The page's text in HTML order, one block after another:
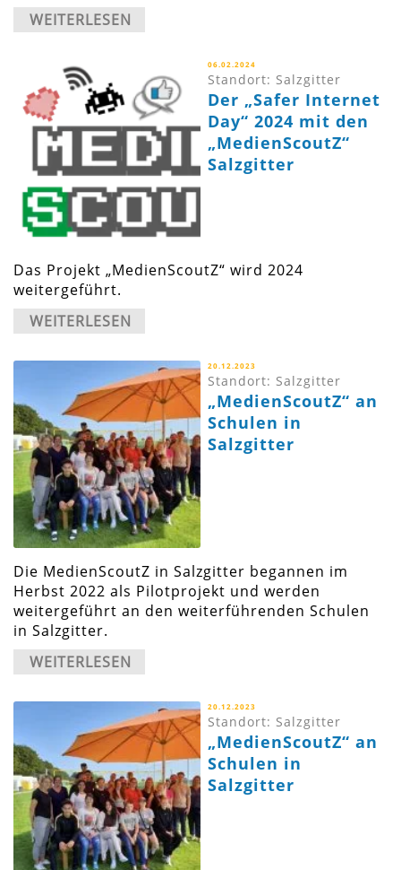
WEITERLESEN
06.02.2024
Standort: Salzgitter
Der „Safer Internet
Day“ 2024 mit den
„MedienScoutZ“
Salzgitter
Das Projekt „MedienScoutZ“ wird 2024
weitergeführt.
WEITERLESEN
20.12.2023
Standort: Salzgitter
„MedienScoutZ“ an
Schulen in
Salzgitter
Die MedienScoutZ in Salzgitter begannen im
Herbst 2022 als Pilotprojekt und werden
weitergeführt an den weiterführenden Schulen
in Salzgitter.
WEITERLESEN
20.12.2023
Standort: Salzgitter
„MedienScoutZ“ an
Schulen in
Salzgitter